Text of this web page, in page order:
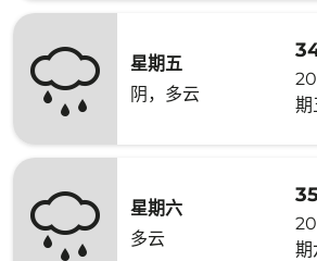
星期五
阴，多云
期
星期六
多云
期